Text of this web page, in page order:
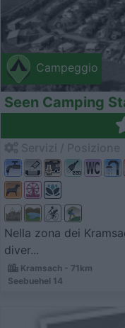
Campeggio
Seen Camping
Nella zona dei
diver...
Kramsach - 71km
Seebuehel 14